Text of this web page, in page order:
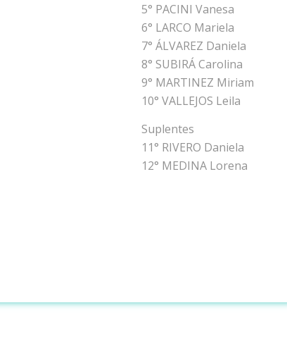
5° PACINI Vanesa
6° LARCO Mariela
7° ÁLVAREZ Daniela
8° SUBIRÁ Carolina
9° MARTINEZ Miriam
10° VALLEJOS Leila
Suplentes
11° RIVERO Daniela
12° MEDINA Lorena